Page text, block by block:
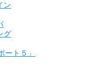
ン
グ
ート５」